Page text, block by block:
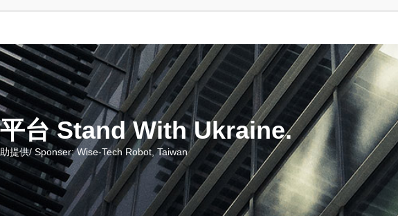
台 Stand With Ukraine.
提供/ Sponser: Wise-Tech Robot, Taiwan